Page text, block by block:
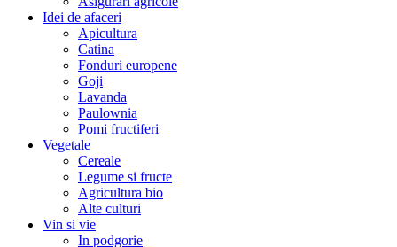
Idei de afaceri
Apicultura
Catina
Fonduri europene
Goji
Lavanda
Paulownia
Pomi fructiferi
Vegetale
Cereale
Legume si fructe
Agricultura bio
Alte culturi
Vin si vie
In podgorie